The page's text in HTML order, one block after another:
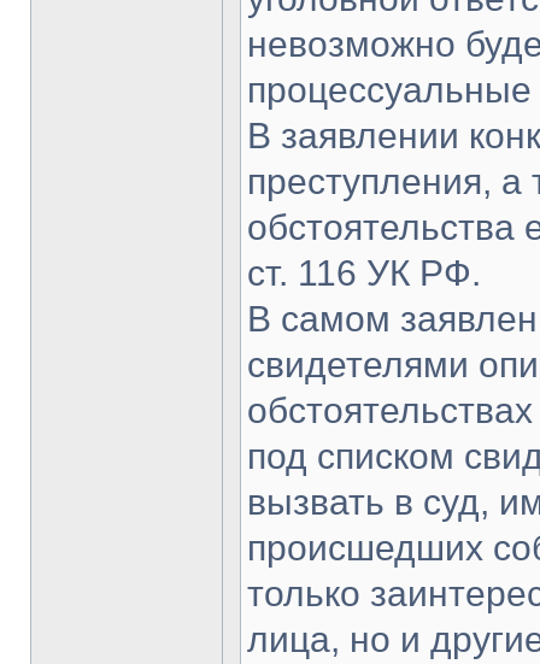
невозможно
В заявлении
преступления, а
обстоятельства
ст. 116 УК РФ.
В самом
свидетелями
под списком
вызвать в суд,
происшедших
только
лица, но и